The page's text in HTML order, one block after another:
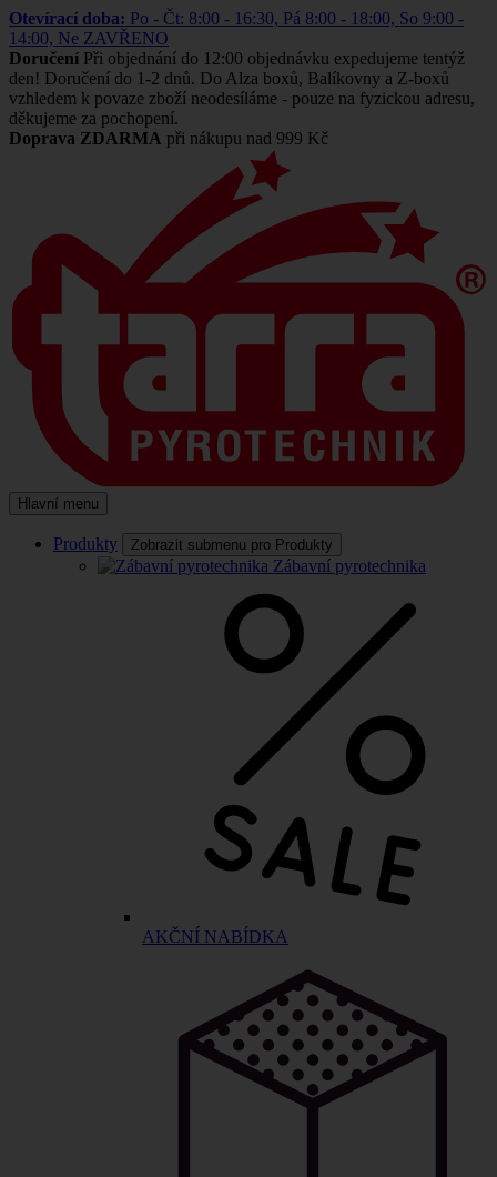
Otevírací doba: Po - Čt: 8:00 - 16:30, Pá 8:00 - 18:00, So 9:00 -
14:00, Ne ZAVŘENO
Doručení Při objednání do 12:00 objednávku expedujeme tentýž
den! Doručení do 1-2 dnů. Do Alza boxů, Balíkovny a Z-boxů
vzhledem k povaze zboží neodesíláme - pouze na fyzickou adresu,
děkujeme za pochopení.
Doprava ZDARMA při nákupu nad 999 Kč
Hlavní menu
Produkty Zobrazit submenu pro Produkty
Zábavní pyrotechnika
AKČNÍ NABÍDKA